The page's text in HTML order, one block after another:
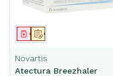
Op voorschrift
Geneesmiddel
Novartis
Atectura Breezhaler